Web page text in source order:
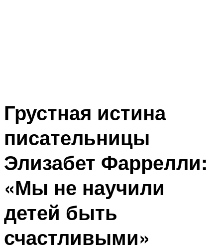
Грустная истина
писательницы
Элизабет Фаррелли:
«Мы не научили
детей быть
счастливыми»